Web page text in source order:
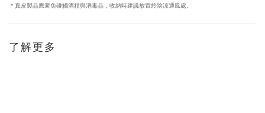
＊真皮製品應避免碰觸酒精與消毒品， 收納時建議放置於陰涼通風處。
了解更多